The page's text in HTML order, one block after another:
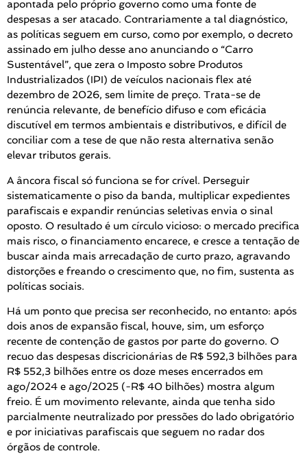
apontada pelo próprio governo como uma fonte de
despesas a ser atacado. Contrariamente a tal diagnóstico,
as políticas seguem em curso, como por exemplo, o decreto
assinado em julho desse ano anunciando o “Carro
Sustentável”, que zera o Imposto sobre Produtos
Industrializados (IPI) de veículos nacionais flex até
dezembro de 2026, sem limite de preço. Trata-se de
renúncia relevante, de benefício difuso e com eficácia
discutível em termos ambientais e distributivos, e difícil de
conciliar com a tese de que não resta alternativa senão
elevar tributos gerais.
A âncora fiscal só funciona se for crível. Perseguir
sistematicamente o piso da banda, multiplicar expedientes
parafiscais e expandir renúncias seletivas envia o sinal
oposto. O resultado é um círculo vicioso: o mercado precifica
mais risco, o financiamento encarece, e cresce a tentação de
buscar ainda mais arrecadação de curto prazo, agravando
distorções e freando o crescimento que, no fim, sustenta as
políticas sociais.
Há um ponto que precisa ser reconhecido, no entanto: após
dois anos de expansão fiscal, houve, sim, um esforço
recente de contenção de gastos por parte do governo. O
recuo das despesas discricionárias de R$ 592,3 bilhões para
R$ 552,3 bilhões entre os doze meses encerrados em
ago/2024 e ago/2025 (-R$ 40 bilhões) mostra algum
freio. É um movimento relevante, ainda que tenha sido
parcialmente neutralizado por pressões do lado obrigatório
e por iniciativas parafiscais que seguem no radar dos
órgãos de controle.